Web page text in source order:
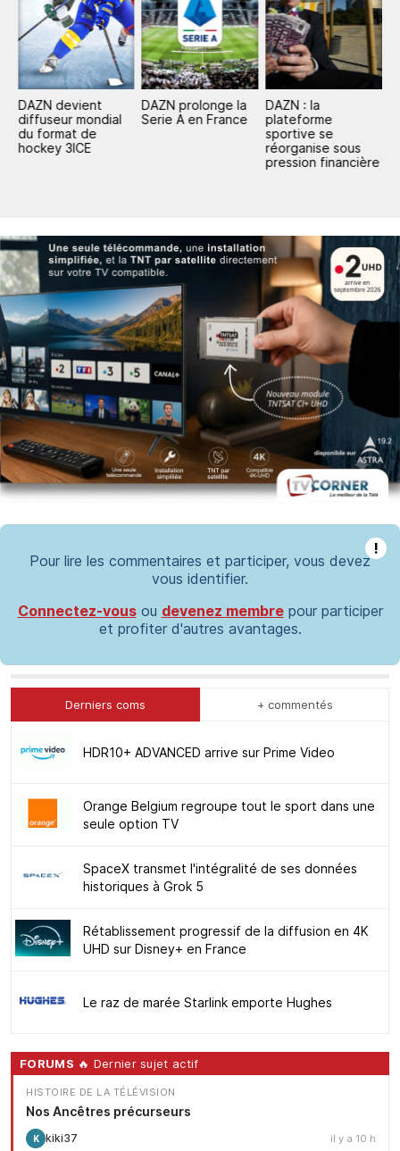
DAZN devient
diffuseur mondial
du format de
hockey 3ICE
DAZN prolonge la
Serie A en France
DAZN : la
plateforme
sportive se
réorganise sous
pression financière
!
Pour lire les commentaires et participer, vous devez
vous identifier.
Connectez-vousou devenez membrepour participer
et profiter d'autres avantages.
Derniers coms + commentés
HDR10+ ADVANCED arrive sur Prime Video
Orange Belgium regroupe tout le sport dans une
seule option TV
SpaceX transmet l'intégralité de ses données
historiques à Grok 5
Rétablissement progressif de la diffusion en 4K
UHD sur Disney+ en France
Le raz de marée Starlink emporte Hughes
FORUMS 🔥 Dernier sujet actif
HISTOIRE DE LA TÉLÉVISION
Nos Ancêtres précurseurs
K kiki37 il y a 10 h